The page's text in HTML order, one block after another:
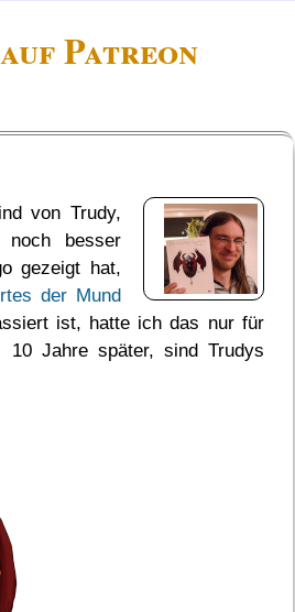
Patreon
von Trudy,
besser
gezeigt hat,
der Mund
ist, hatte ich das nur für
Jahre später, sind Trudys